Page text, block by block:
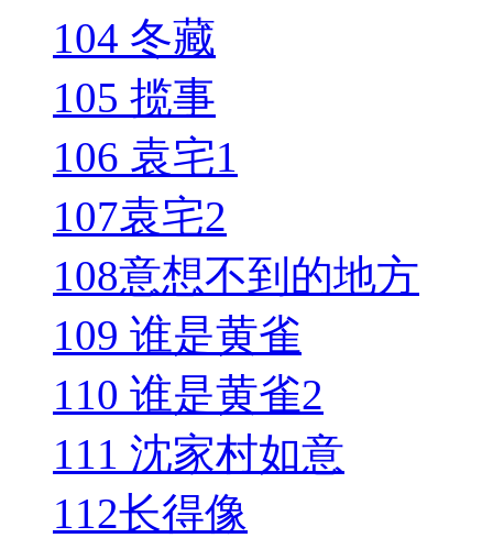
104 冬藏
105 揽事
106 袁宅1
107袁宅2
108意想不到的地方
109 谁是黄雀
110 谁是黄雀2
111 沈家村如意
112长得像